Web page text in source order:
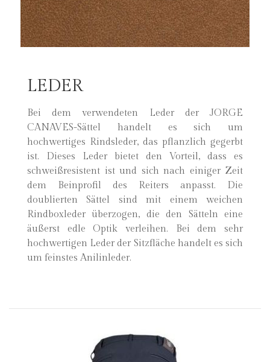
LEDER
Bei dem verwendeten Leder der JORGE
CANAVES-Sättel handelt es sich um
hochwertiges Rindsleder, das pflanzlich gegerbt
ist. Dieses Leder bietet den Vorteil, dass es
schweißresistent ist und sich nach einiger Zeit
dem Beinprofil des Reiters anpasst. Die
doublierten Sättel sind mit einem weichen
Rindboxleder überzogen, die den Sätteln eine
äußerst edle Optik verleihen. Bei dem sehr
hochwertigen Leder der Sitzfläche handelt es sich
um feinstes Anilinleder.